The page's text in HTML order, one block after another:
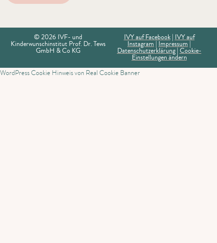
© 2026 IVF- und
Kinderwunschinstitut Prof. Dr. Tews
GmbH & Co KG
IVY auf Facebook|IVY auf
Instagram | Impressum |
Datenschutzerklärung|Cookie-
Einstellungen ändern
WordPress Cookie Hinweis von Real Cookie Banner